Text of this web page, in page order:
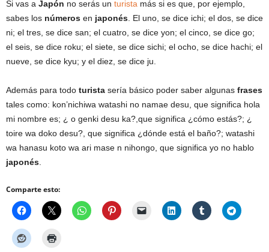
Si vas a Japón no serás un turista más si es que, por ejemplo,
sabes los números en japonés . El uno, se dice ichi; el dos, se dice
ni; el tres, se dice san; el cuatro, se dice yon; el cinco, se dice go;
el seis, se dice roku; el siete, se dice sichi; el ocho, se dice hachi; el
nueve, se dice kyu; y el diez, se dice ju.
Además para todo turista sería básico poder saber algunas frases
tales como: kon’nichiwa watashi no namae desu, que significa hola
mi nombre es; ¿ o genki desu ka?,que significa ¿cómo estás?; ¿
toire wa doko desu?, que significa ¿dónde está el baño?; watashi
wa hanasu koto wa ari mase n nihongo, que significa yo no hablo
japonés
Comparte esto: